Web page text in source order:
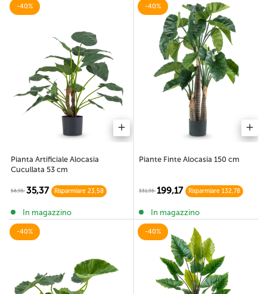
-40%
Pianta Artificiale Alocasia
Cucullata 53 cm
58,95 35,37 Risparmiare 23,58
In magazzino
-40%
Piante Finte Alocasia 150 cm
331,95 199,17 Risparmiare 132,78
In magazzino
-40% -40%